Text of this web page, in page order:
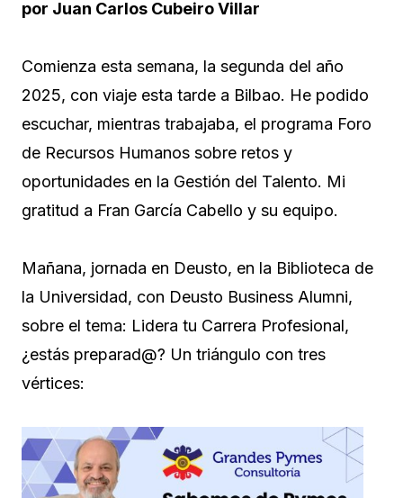
por Juan Carlos Cubeiro Villar
Comienza esta semana, la segunda del año
2025, con viaje esta tarde a Bilbao. He podido
escuchar, mientras trabajaba, el programa Foro
de Recursos Humanos sobre retos y
oportunidades en la Gestión del Talento. Mi
gratitud a Fran García Cabello y su equipo.
Mañana, jornada en Deusto, en la Biblioteca de
la Universidad, con Deusto Business Alumni,
sobre el tema: Lidera tu Carrera Profesional,
¿estás preparad@? Un triángulo con tres
vértices: